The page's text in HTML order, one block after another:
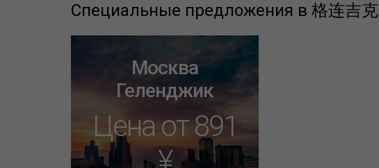
Специальные предложения в 格连吉克
Москва
Геленджик
Цена от 891
¥